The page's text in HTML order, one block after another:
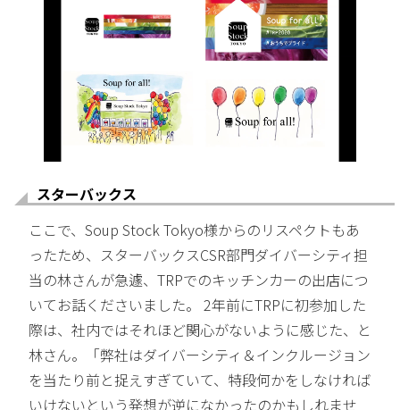
スターバックス
ここで、Soup Stock Tokyo様からのリスペクトもあ
ったため、スターバックスCSR部門ダイバーシティ担
当の林さんが急遽、TRPでのキッチンカーの出店につ
いてお話くださいました。 2年前にTRPに初参加した
際は、社内ではそれほど関心がないように感じた、と
林さん。「弊社はダイバーシティ＆インクルージョン
を当たり前と捉えすぎていて、特段何かをしなければ
いけないという発想が逆になかったのかもしれませ